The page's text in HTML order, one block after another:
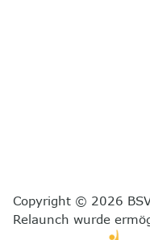
Copyright © 2026
Relaunch wurde